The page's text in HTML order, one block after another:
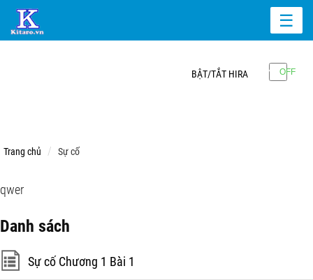
☰
BẬT/TẮT HIRA
Trang chủ Sự cố
qwer
Danh sách
Sự cố Chương 1 Bài 1